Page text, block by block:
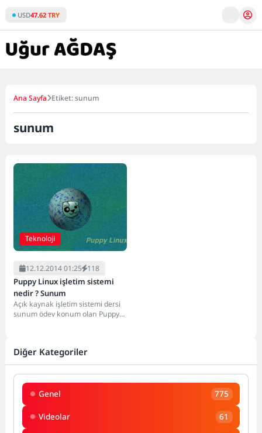
content
USD47.62 TRY
Ana Sayfa Etiket: sunum
sunum
Teknoloji
12.12.2014 01:25 118
Puppy Linux işletim sistemi
nedir ? Sunum
Açık kaynak işletim sistemi dersi
sunum ödev konum olan Puppy
Diğer Kategoriler
Genel 775
Videolar 61